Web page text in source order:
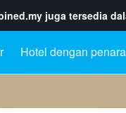
juga tersedia
Hotel dengan